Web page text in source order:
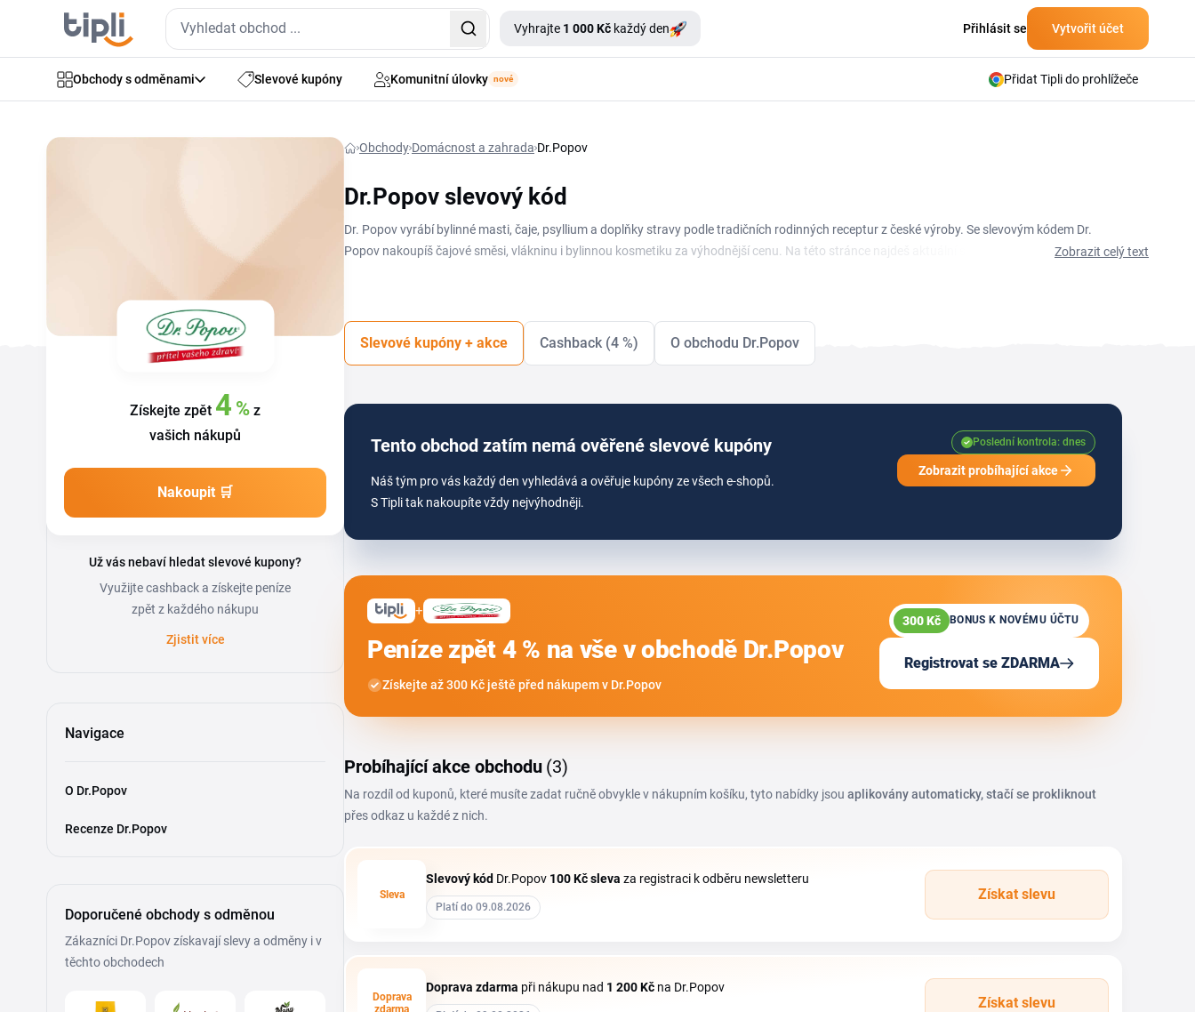
Vyhrajte 1 000 Kč každý den Přihlásit se Vytvořit účet
Obchody s odměnami Slevové kupóny Komunitní úlovky nové Přidat Tipli do prohlížeče
Získejte zpět 4 % z
vašich nákupů
Nakoupit 🛒
Už vás nebaví hledat slevové kupony?
Využijte cashback a získejte peníze
zpět z každého nákupu
Zjistit více
Navigace
O Dr.Popov
Recenze Dr.Popov
Doporučené obchody s odměnou
Zákazníci Dr.Popov získavají slevy a odměny i v
těchto obchodech
Obchody Domácnost a zahrada Dr.Popov
Dr.Popov slevový kód
Dr. Popov vyrábí bylinné masti, čaje, psyllium a doplňky stravy podle tradičních rodinných receptur z české výroby. Se slevovým kódem Dr.
Popov nakoupíš čajové směsi, vlákninu i bylinnou kosmetiku za výhodnější cenu. Na této stránce najdeš aktuální slevy a akce, které tiZobrazit celý text
Slevové kupóny + akce Cashback (4 %) O obchodu Dr.Popov
Tento obchod zatím nemá ověřené slevové kupóny
Náš tým pro vás každý den vyhledává a ověřuje kupóny ze všech e-shopů.
S Tipli tak nakoupíte vždy nejvýhodněji.
Poslední kontrola: dnes
Zobrazit probíhající akce
+
Peníze zpět 4 % na vše v obchodě Dr.Popov
Získejte až 300 Kč ještě před nákupem v Dr.Popov
300 Kč BONUS K NOVÉMU ÚČTU
Registrovat se ZDARMA
Probíhající akce obchodu (3)
Na rozdíl od kuponů, které musíte zadat ručně obvykle v nákupním košíku, tyto nabídky jsou aplikovány automaticky, stačí se prokliknout
přes odkaz u každé z nich.
Sleva
Slevový kód Dr.Popov 100 Kčsleva za registraci k odběru newsletteru
Platí do 09.08.2026
Získat slevu
Doprava
zdarma
Doprava zdarma při nákupu nad 1 200 Kč na Dr.Popov
Získat slevu